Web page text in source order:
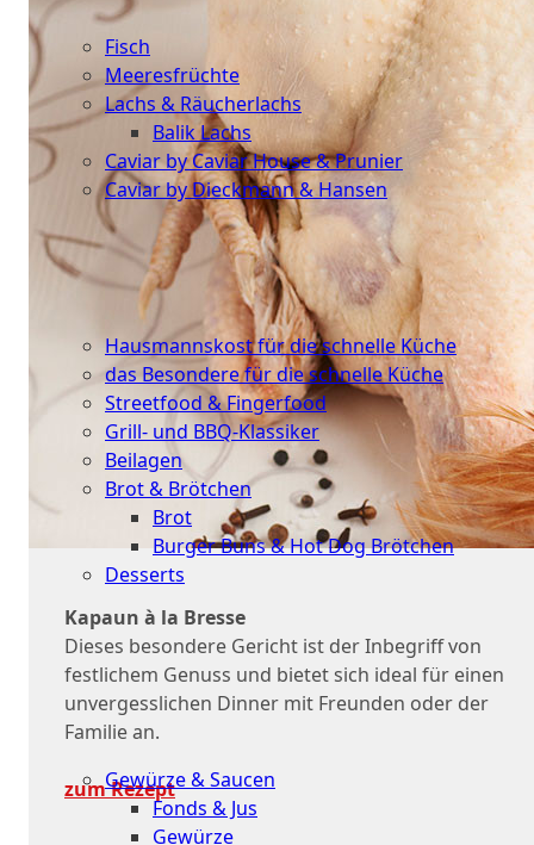
Seafood
Fisch
Meeresfrüchte
Lachs & Räucherlachs
Balik Lachs
Caviar by Caviar House & Prunier
Caviar by Dieckmann & Hansen
Probierpakete
Schnelle
Hausmannskost für die schnelle Küche
das Besondere für die schnelle Küche
Streetfood & Fingerfood
Grill- und BBQ-Klassiker
Beilagen
Brot & Brötchen
Brot
Burger Buns & Hot Dog Brötchen
Desserts
Neu
Sale
&
dazu
Gewürze & Saucen
Fonds & Jus
Gewürze
Kapaun à la Bresse
Dieses besondere Gericht ist der Inbegriff von
festlichem Genuss und bietet sich ideal für einen
unvergesslichen Dinner mit Freunden oder der
Familie an.
zum Rezept